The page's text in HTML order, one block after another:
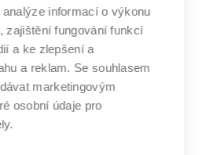
fondů
učení
technické
V BRNĚ
informací o výkonu
zajištění fungování funkcí
a ke zlepšení a
a reklam. Se souhlasem
marketingovým
osobní údaje pro